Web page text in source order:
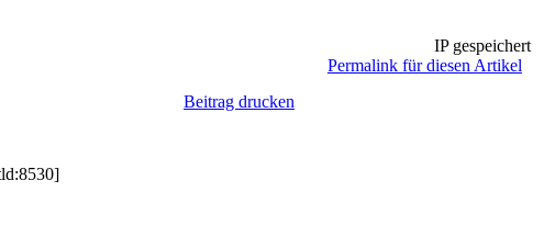
IP gespeichert
Permalink für diesen Artikel
Beitrag drucken